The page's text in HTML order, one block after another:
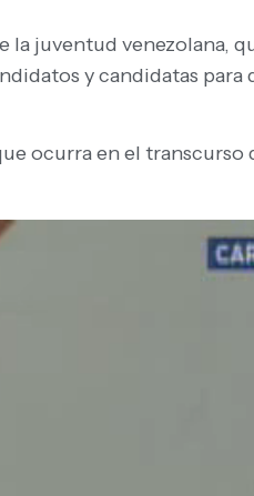
juventud venezolana,
y candidatas
ocurra en el transcurso